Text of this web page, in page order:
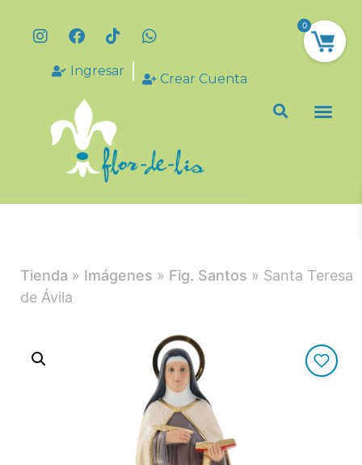
Ingresar
Crear Cuenta
Tienda » Imágenes » Fig. Santos » Santa Teresa
de Ávila
0